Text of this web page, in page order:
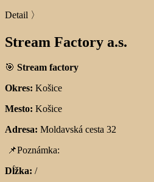
Detail 〉
Stream Factory a.s.
🎯 Stream factory
Okres: Košice
Mesto: Košice
Adresa: Moldavská cesta 32
📌Poznámka:
Dĺžka: /